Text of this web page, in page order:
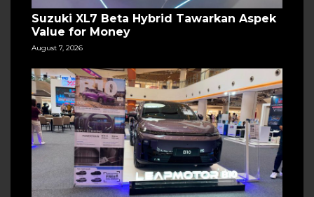
Suzuki XL7 Beta Hybrid Tawarkan Aspek
Value for Money
August 7, 2026